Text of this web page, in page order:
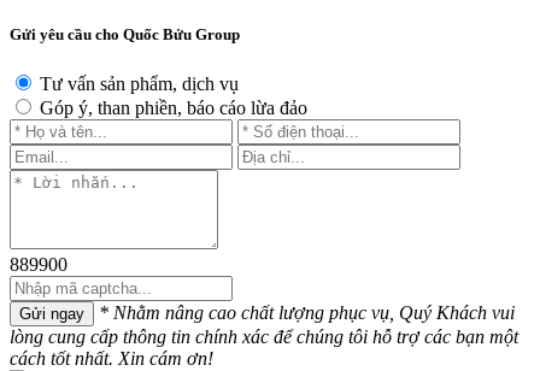
Gửi yêu cầu cho Quốc Bửu Group
Tư vấn sản phẩm, dịch vụ
Góp ý, than phiền, báo cáo lừa đảo
889900
Gửi ngay
* Nhằm nâng cao chất lượng phục vụ, Quý Khách vui
lòng cung cấp thông tin chính xác để chúng tôi hỗ trợ các bạn một
cách tốt nhất. Xin cám ơn!